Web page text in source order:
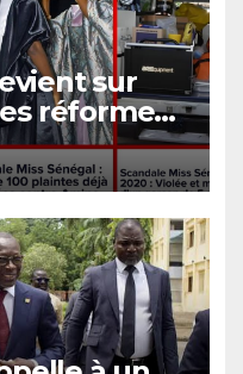
sur
réformes